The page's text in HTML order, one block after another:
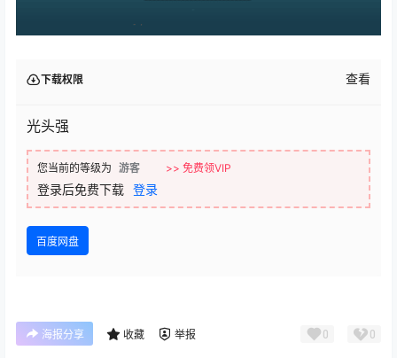
下载权限 查看
光头强
您当前的等级为 游客 >> 免费领VIP
登录后免费下载 登录
百度网盘
海报分享 收藏 举报 0 0